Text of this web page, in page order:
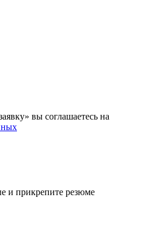
вы соглашаетесь на
и прикрепите резюме